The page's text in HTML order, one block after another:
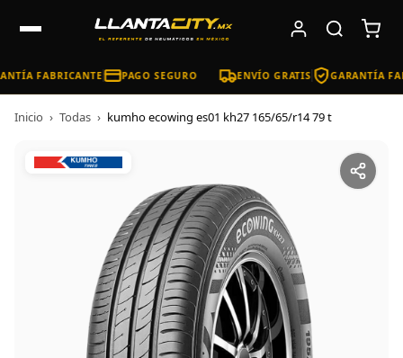
FABRICANTE PAGO SEGURO ENVÍO GRATIS GARANTÍA
Inicio › Todas › kumho ecowing es01 kh27 165/65/r14 79 t